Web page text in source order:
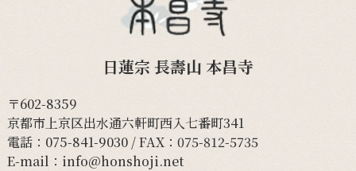
日蓮宗 長壽山 本昌寺
〒602-8359
京都市上京区出水通六軒町西入七番町341
電話： 075-841-9030/ FAX：075-812-5735
E-mail： info@honshoji.net